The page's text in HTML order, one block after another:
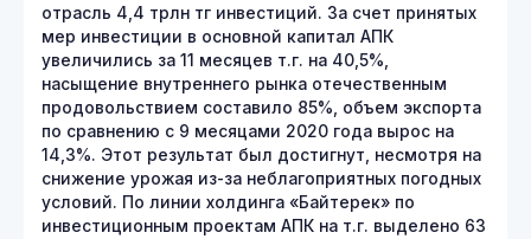
отрасль 4,4 трлн тг инвестиций. За счет принятых
мер инвестиции в основной капитал АПК
увеличились за 11 месяцев т.г. на 40,5%,
насыщение внутреннего рынка отечественным
продовольствием составило 85%, объем экспорта
по сравнению с 9 месяцами 2020 года вырос на
14,3%. Этот результат был достигнут, несмотря на
снижение урожая из-за неблагоприятных погодных
условий. По линии холдинга «Байтерек» по
инвестиционным проектам АПК на т.г. выделено 63